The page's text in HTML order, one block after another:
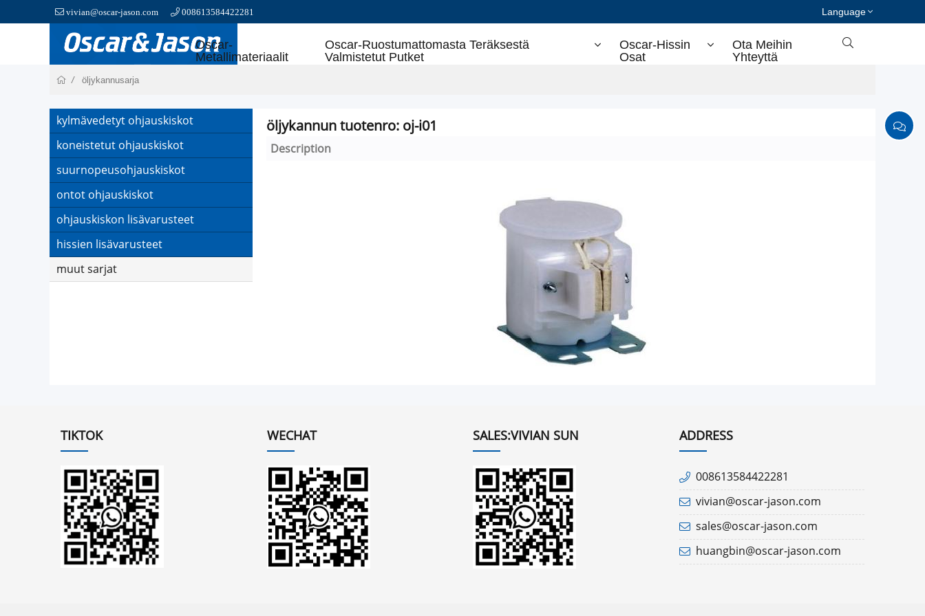
vivian@oscar-jason.com 008613584422281 Language
Oscar-
Metallimateriaalit
Oscar-Ruostumattomasta Teräksestä
Valmistetut Putket
Oscar-Hissin
Osat
Ota Meihin
Yhteyttä

öljykannusarja
kylmävedetyt ohjauskiskot
koneistetut ohjauskiskot
suurnopeusohjauskiskot
ontot ohjauskiskot
ohjauskiskon lisävarusteet
hissien lisävarusteet
muut sarjat
öljykannun tuotenro: oj-i01
Description
TIKTOK WECHAT SALES:VIVIAN SUN ADDRESS
008613584422281
vivian@oscar-jason.com
sales@oscar-jason.com
huangbin@oscar-jason.com